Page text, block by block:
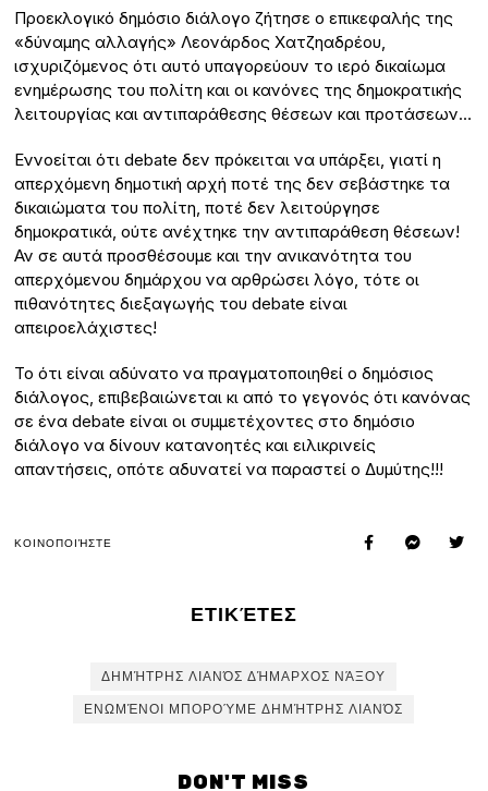
Προεκλογικό δημόσιο διάλογο ζήτησε ο επικεφαλής της
«δύναμης αλλαγής» Λεονάρδος Χατζηαδρέου,
ισχυριζόμενος ότι αυτό υπαγορεύουν το ιερό δικαίωμα
ενημέρωσης του πολίτη και οι κανόνες της δημοκρατικής
λειτουργίας και αντιπαράθεσης θέσεων και προτάσεων…
Εννοείται ότι debate δεν πρόκειται να υπάρξει, γιατί η
απερχόμενη δημοτική αρχή ποτέ της δεν σεβάστηκε τα
δικαιώματα του πολίτη, ποτέ δεν λειτούργησε
δημοκρατικά, ούτε ανέχτηκε την αντιπαράθεση θέσεων!
Αν σε αυτά προσθέσουμε και την ανικανότητα του
απερχόμενου δημάρχου να αρθρώσει λόγο, τότε οι
πιθανότητες διεξαγωγής του debate είναι
απειροελάχιστες!
Το ότι είναι αδύνατο να πραγματοποιηθεί ο δημόσιος
διάλογος, επιβεβαιώνεται κι από το γεγονός ότι κανόνας
σε ένα debate είναι οι συμμετέχοντες στο δημόσιο
διάλογο να δίνουν κατανοητές και ειλικρινείς
απαντήσεις, οπότε αδυνατεί να παραστεί ο Δυμύτης!!!
ΚΟΙΝΟΠΟΙΉΣΤΕ
ΕΤΙΚΈΤΕΣ
ΔΗΜΉΤΡΗΣ ΛΙΑΝΌΣ ΔΉΜΑΡΧΟΣ ΝΆΞΟΥ
ΕΝΩΜΈΝΟΙ ΜΠΟΡΟΎΜΕ ΔΗΜΉΤΡΗΣ ΛΙΑΝΌΣ
DON'T MISS